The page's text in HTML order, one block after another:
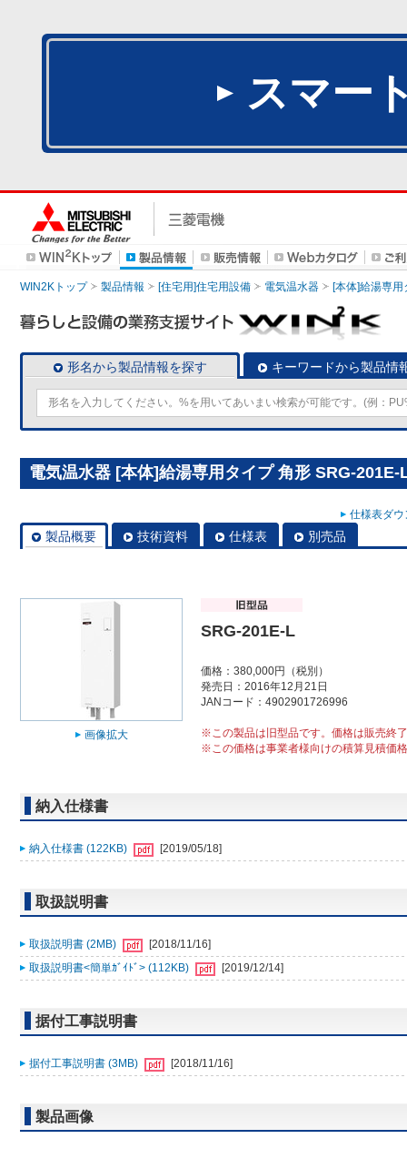
スマー
WIN2Kトップ 製品情報 [住宅用]住宅用設備 電気温水器 [本体]給湯専用
形名から製品情報を探す キーワードから製品情
電気温水器 [本体]給湯専用タイプ 角形 SRG-201E-
仕様表ダ
製品概要 技術資料 仕様表 別売品
画像拡大
SRG-201E-L
価格：380,000円（税別）
発売日：2016年12月21日
JANコード：4902901726996
※この製品は旧型品です。価格は販売終
※この価格は事業者様向けの積算見積価
納入仕様書
納入仕様書 (122KB) [2019/05/18]
取扱説明書
取扱説明書 (2MB)
[2018/11/16]
取扱説明書<簡単ｶﾞｲﾄﾞ> (112KB)
[2019/12/14]
据付工事説明書
据付工事説明書 (3MB) [2018/11/16]
製品画像